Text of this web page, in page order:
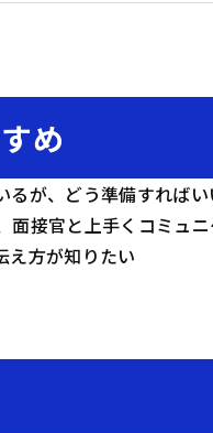
め
が、どう準備すれば
接官と上手くコミュ
え方が知りたい